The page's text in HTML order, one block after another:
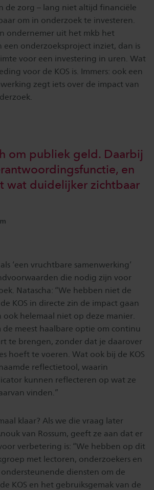
de zorg – lang niet altijd financiële
om in onderzoek te investeren.
ondernemer uit het mkb het
een onderzoeksproject inziet, dan is
voor een investering in uren. Wat
voor de KOS is. Immers: ook een
zegt iets over de impact van
om publiek geld. Daarbij
en
wat duidelijker zichtbaar
‘een vruchtbare samenwerking’
die nodig zijn voor
Natascha: “We hebben niet de
KOS in directe zin de impact gaan
ook helemaal niet op deze manier.
de meest haalbare optie om continu
te brengen, zonder dat je daarover
hoeft te voeren. Wat ook bij de KOS
reflectietool, waarin
kunnen reflecteren op wat ze
vinden.”
klaar? Als we die vraag later
van Rossum, geeft ze aan dat er
verbetering is: “We hebben op dit
met lectoren, onderzoekers en
diensten om de
KOS en het gebruiksgemak van de